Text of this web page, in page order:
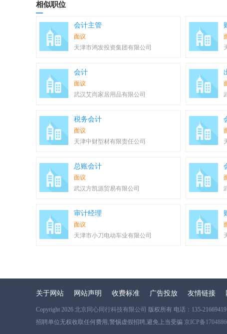
相似职位
会计主管
面议
天津市鸿发投资集团有限公司
会计
面议
武汉艾尚家居用品有限公司
税务会计
面议
天津中财型材有限责任公司
总账会计
面议
武汉方凯源贸易有限公司
审计经理
面议
天津市小刀电动车业有限公司
关于网站 网站声明 收费标准 广告投放 友情链接
Copyright 2026 北京同心同行科技有限公司 版权所有 电话：135-21669419
招聘单位无权收取任何费用,警惕虚假招聘,避免上当受骗 京ICP备